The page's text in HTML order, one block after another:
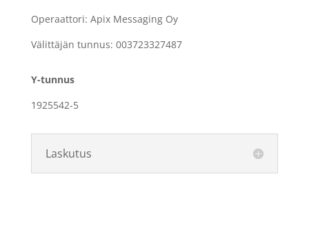
Operaattori: Apix Messaging Oy
Välittäjän tunnus: 003723327487
Y-tunnus
1925542-5
Laskutus